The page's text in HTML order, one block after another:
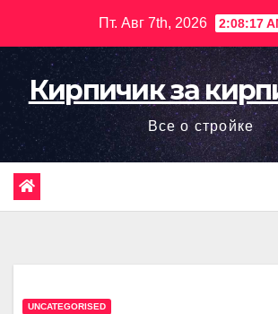
содержимому
Пт. Авг 7th, 2026 2:08:18
Кирпичик за
Все о стройке
UNCATEGORISED